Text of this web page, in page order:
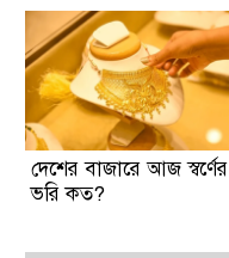
দেশের বাজারে আজ স্বর্ণের
ভরি কত?